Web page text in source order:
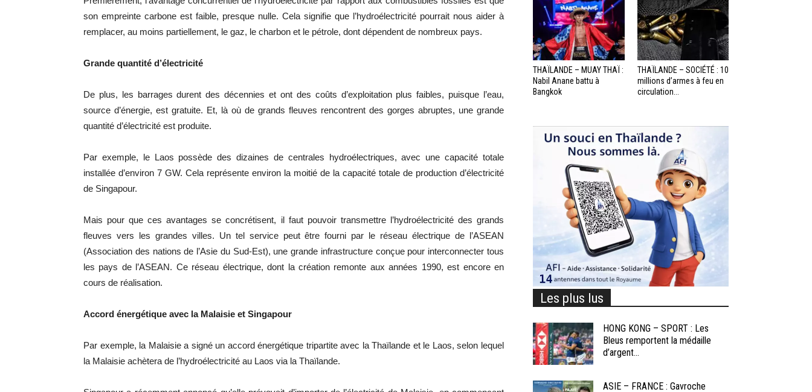
son empreinte carbone est faible, presque nulle. Cela signifie que l’hydroélectricité pourrait nous aider à
remplacer, au moins partiellement, le gaz, le charbon et le pétrole, dont dépendent de nombreux pays.
Grande quantité d’électricité
De plus, les barrages durent des décennies et ont des coûts d’exploitation plus faibles, puisque l’eau,
source d’énergie, est gratuite. Et, là où de grands fleuves rencontrent des gorges abruptes, une grande
quantité d’électricité est produite.
Par exemple, le Laos possède des dizaines de centrales hydroélectriques, avec une capacité totale
installée d’environ 7 GW. Cela représente environ la moitié de la capacité totale de production d’électricité
de Singapour.
Mais pour que ces avantages se concrétisent, il faut pouvoir transmettre l’hydroélectricité des grands
fleuves vers les grandes villes. Un tel service peut être fourni par le réseau électrique de l’ASEAN
(Association des nations de l’Asie du Sud-Est), une grande infrastructure conçue pour interconnecter tous
les pays de l’ASEAN. Ce réseau électrique, dont la création remonte aux années 1990, est encore en
cours de réalisation.
Accord énergétique avec la Malaisie et Singapour
Par exemple, la Malaisie a signé un accord énergétique tripartite avec la Thaïlande et le Laos, selon lequel
la Malaisie achètera de l’hydroélectricité au Laos via la Thaïlande.
THAÏLANDE – MUAY THAÏ :
Nabil Anane battu à
Bangkok
THAÏLANDE – SOCIÉTÉ : 10
millions d’armes à feu en
circulation...
Les plus lus
HONG KONG – SPORT : Les
Bleus remportent la médaille
d’argent...
ASIE – FRANCE : Gavroche